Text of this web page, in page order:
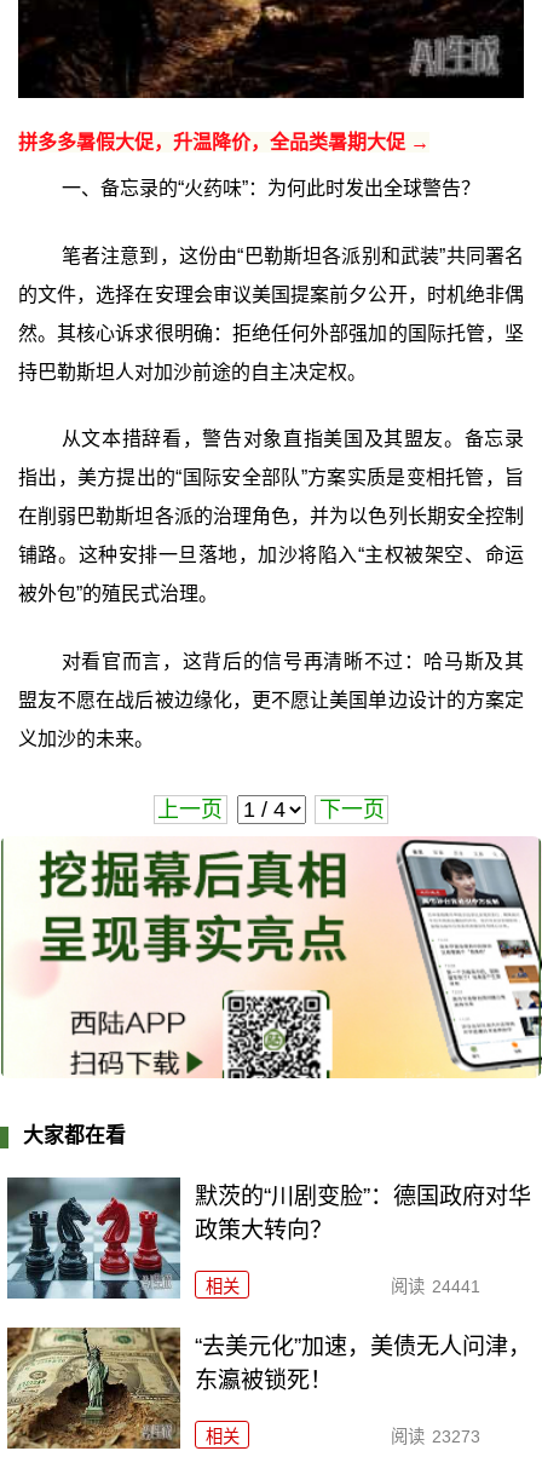
拼多多暑假大促，升温降价，全品类暑期大促 →
一、备忘录的“火药味”：为何此时发出全球警告？
笔者注意到，这份由“巴勒斯坦各派别和武装”共同署名
的文件，选择在安理会审议美国提案前夕公开，时机绝非偶
然。其核心诉求很明确：拒绝任何外部强加的国际托管，坚
持巴勒斯坦人对加沙前途的自主决定权。
从文本措辞看，警告对象直指美国及其盟友。备忘录
指出，美方提出的“国际安全部队”方案实质是变相托管，旨
在削弱巴勒斯坦各派的治理角色，并为以色列长期安全控制
铺路。这种安排一旦落地，加沙将陷入“主权被架空、命运
被外包”的殖民式治理。
对看官而言，这背后的信号再清晰不过：哈马斯及其
盟友不愿在战后被边缘化，更不愿让美国单边设计的方案定
义加沙的未来。
上一页 下一页
大家都在看
默茨的“川剧变脸”：德国政府对华
政策大转向？
相关 阅读 24441
“去美元化”加速，美债无人问津，
东瀛被锁死！
相关 阅读 23273